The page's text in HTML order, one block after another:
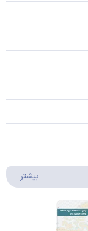
بیشتر